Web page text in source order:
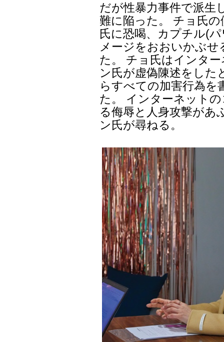
だが性暴力事件で派生
難に陥った。 チョ氏
氏に恐喝、カプチル(
メージをおおいかぶ
た。 チョ氏はインタ
ン氏が虚偽陳述をした
らすべての加害行為を
た。 インターネット
る侮辱と人身攻撃があ
ン氏が尋ねる。